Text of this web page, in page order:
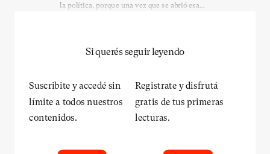
la política, porque una vez que se abrió esa...
Si querés seguir leyendo
Suscribite y accedé sin
límite a todos nuestros
contenidos.
Registrate y disfrutá
gratis de tus primeras
lecturas.